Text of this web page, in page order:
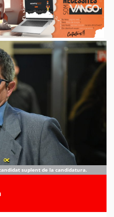
suplent de la candidatura.